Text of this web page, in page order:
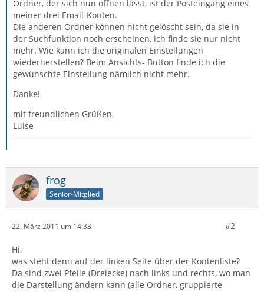
Ordner, der sich nun öffnen lässt, ist der Posteingang eines
meiner drei Email-Konten.
Die anderen Ordner können nicht gelöscht sein, da sie in
der Suchfunktion noch erscheinen, ich finde sie nur nicht
mehr. Wie kann ich die originalen Einstellungen
wiederherstellen? Beim Ansichts- Button finde ich die
gewünschte Einstellung nämlich nicht mehr.
Danke!
mit freundlichen Grüßen,
Luise
frog
Senior-Mitglied
22. März 2011 um 14:33 #2
Hi,
was steht denn auf der linken Seite über der Kontenliste?
Da sind zwei Pfeile (Dreiecke) nach links und rechts, wo man
die Darstellung ändern kann (alle Ordner, gruppierte